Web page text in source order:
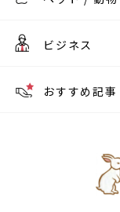
ビジネス
おすすめ記事